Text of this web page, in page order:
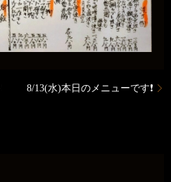
8/13(水)本日のメニューです❗️